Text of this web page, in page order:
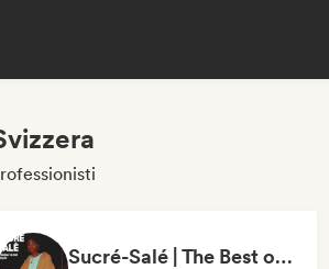
Sucré-Salé | The Best of French R&B